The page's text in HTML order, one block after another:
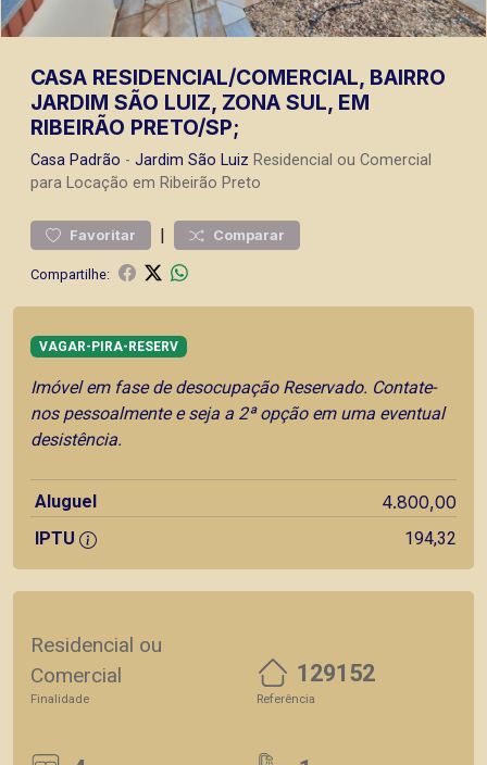
CASA RESIDENCIAL/COMERCIAL, BAIRRO
JARDIM SÃO LUIZ, ZONA SUL, EM
RIBEIRÃO PRETO/SP;
Casa Padrão - Jardim São Luiz Residencial ou Comercial
para Locação em Ribeirão Preto
Favoritar | Comparar
Compartilhe:
VAGAR-PIRA-RESERV
Imóvel em fase de desocupação Reservado. Contate-
nos pessoalmente e seja a 2ª opção em uma eventual
desistência.
Aluguel 4.800,00
IPTU 194,32
Residencial ou
Comercial
Finalidade
129152
Referência